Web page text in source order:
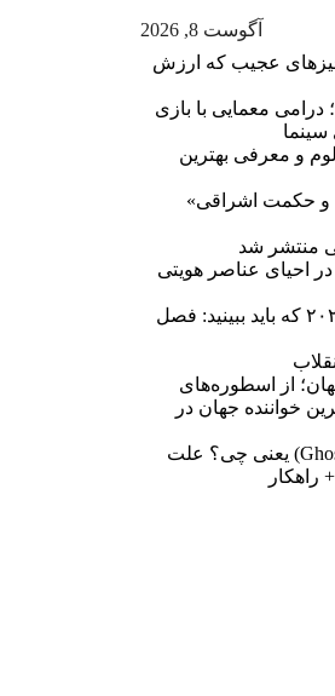
آگوست 8, 2026
چیزهای عجیب که ارزش
معمایی با بازی
و معرفی بهترین
حکمت اشراقی»
منتشر شد
احیای عناصر هویتی
۱۰انیمه برتر بهار ۲۰۲۶ که باید ببینید: فصل
از اسطوره‌های
خواننده جهان در
گوست کردن (Ghosting) یعنی چی؟ علت
راهکار